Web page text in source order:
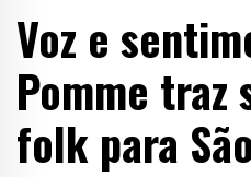
Voz e
Pomme traz
folk para